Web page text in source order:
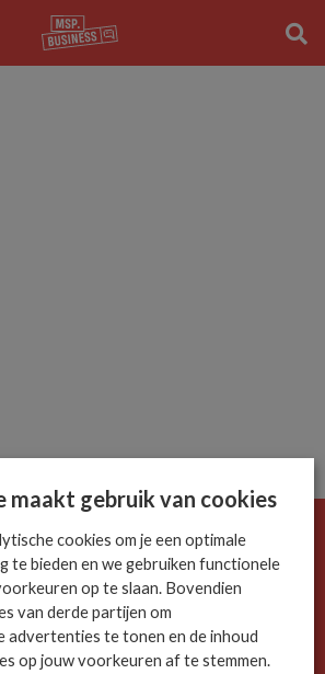
snel. Mis niets.
MSP Business nieuwsbrief.
AANMELDEN
maakt gebruik van cookies
cookies om je een optimale
te bieden en we gebruiken functionele
op te slaan. Bovendien
van derde partijen om
advertenties te tonen en de inhoud
op jouw voorkeuren af te stemmen.